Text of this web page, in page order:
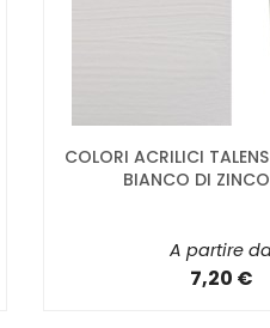
COLORI ACRILICI
BIANCO DI
A partire
7,20 €